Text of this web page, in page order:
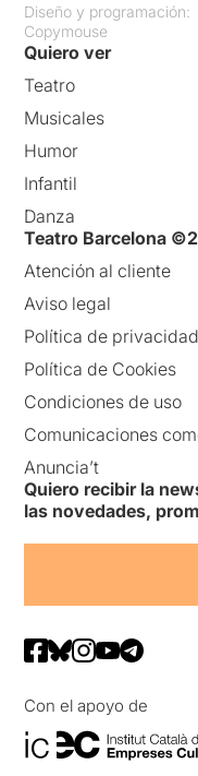
Diseño y programación:
Copymouse
Quiero ver
Teatro
Musicales
Humor
Infantil
Danza
Teatro Barcelona
Atención al cliente
Aviso legal
Política de privacidad
Política de Cookies
Condiciones de uso
Comunicaciones
Anuncia’t
Quiero recibir la
las novedades,
Con el apoyo de